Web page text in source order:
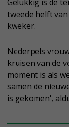
Gelukkig is de
tweede helft
kweker.
Nederpels
kruisen van de
moment is als
samen de
is gekomen',